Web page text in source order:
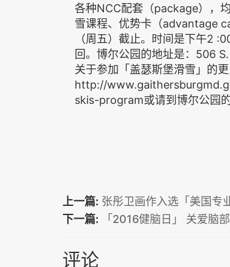
各种NCC配套（package），
雪课程、优势卡（advantage
（周五）截止。时间是下午2
回。博尔公园的地址是：506
关于参加「盖瑟斯堡滑雪」的
http://
skis-program或请到博尔公园
上一篇: 张彤卫画作入选「美国专
下一篇:
「2016健脑日」 关爱脑
评论